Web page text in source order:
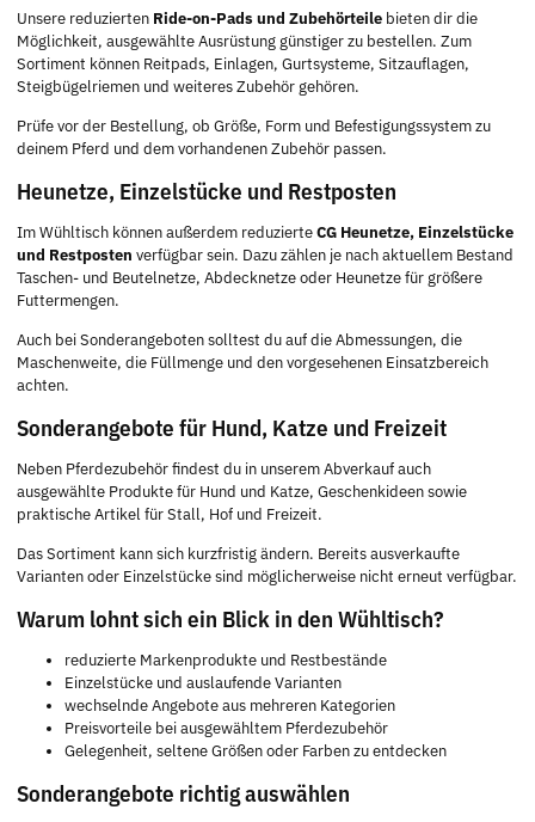
Unsere reduzierten Ride-on-Pads und Zubehörteile bieten dir die
Möglichkeit, ausgewählte Ausrüstung günstiger zu bestellen. Zum
Sortiment können Reitpads, Einlagen, Gurtsysteme, Sitzauflagen,
Steigbügelriemen und weiteres Zubehör gehören.
Prüfe vor der Bestellung, ob Größe, Form und Befestigungssystem zu
deinem Pferd und dem vorhandenen Zubehör passen.
Heunetze, Einzelstücke und Restposten
Im Wühltisch können außerdem reduzierteCG Heunetze, Einzelstücke
und Restposten verfügbar sein. Dazu zählen je nach aktuellem Bestand
Taschen- und Beutelnetze, Abdecknetze oder Heunetze für größere
Futtermengen.
Auch bei Sonderangeboten solltest du auf die Abmessungen, die
Maschenweite, die Füllmenge und den vorgesehenen Einsatzbereich
achten.
Sonderangebote für Hund, Katze und Freizeit
Neben Pferdezubehör findest du in unserem Abverkauf auch
ausgewählte Produkte für Hund und Katze, Geschenkideen sowie
praktische Artikel für Stall, Hof und Freizeit.
Das Sortiment kann sich kurzfristig ändern. Bereits ausverkaufte
Varianten oder Einzelstücke sind möglicherweise nicht erneut verfügbar.
Warum lohnt sich ein Blick in den Wühltisch?
reduzierte Markenprodukte und Restbestände
Einzelstücke und auslaufende Varianten
wechselnde Angebote aus mehreren Kategorien
Preisvorteile bei ausgewähltem Pferdezubehör
Gelegenheit, seltene Größen oder Farben zu entdecken
Sonderangebote richtig auswählen